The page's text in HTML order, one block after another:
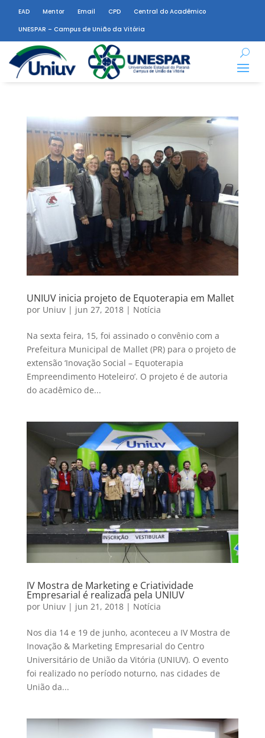
EAD Mentor Email CPD
Central do Acadêmico
UNESPAR – Campus de União da Vitória
UNIUV inicia projeto de Equoterapia em Mallet
por Uniuv| jun 27, 2018| Notícia
Na sexta feira, 15, foi assinado o convênio com a
Prefeitura Municipal de Mallet (PR) para o projeto de
extensão ‘Inovação Social – Equoterapia
Empreendimento Hoteleiro’. O projeto é de autoria
do acadêmico de...
IV Mostra de Marketing e Criatividade
Empresarial é realizada pela UNIUV
por Uniuv| jun 21, 2018| Notícia
Nos dia 14 e 19 de junho, aconteceu a IV Mostra de
Inovação & Marketing Empresarial do Centro
Universitário de União da Vitória (UNIUV). O evento
foi realizado no período noturno, nas cidades de
União da...